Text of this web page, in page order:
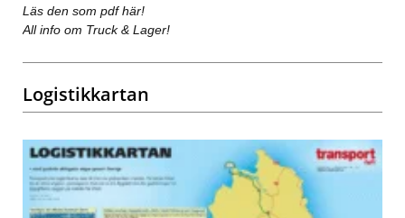
Läs den som pdf här!
All info om Truck & Lager!
Logistikkartan